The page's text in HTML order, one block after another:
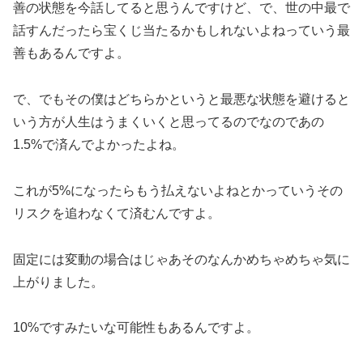
善の状態を今話してると思うんですけど、で、世の中最で
話すんだったら宝くじ当たるかもしれないよねっていう最
善もあるんですよ。
で、でもその僕はどちらかというと最悪な状態を避けると
いう方が人生はうまくいくと思ってるのでなのであの
1.5%で済んでよかったよね。
これが5%になったらもう払えないよねとかっていうその
リスクを追わなくて済むんですよ。
固定には変動の場合はじゃあそのなんかめちゃめちゃ気に
上がりました。
10%ですみたいな可能性もあるんですよ。